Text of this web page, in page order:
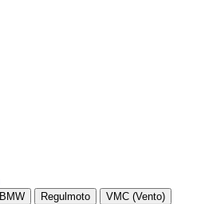
BMW Regulmoto VMC (Vento)